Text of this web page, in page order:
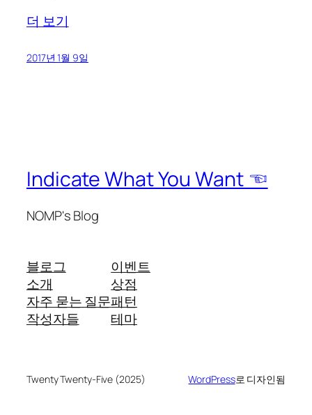
더 보기
2017년 1월 9일
Indicate What You Want ☜
NOMP's Blog
블로그
소개
자주 묻는 질문
작성자들
이벤트
상점
패턴
테마
Twenty Twenty-Five (2025) WordPress로 디자인됨